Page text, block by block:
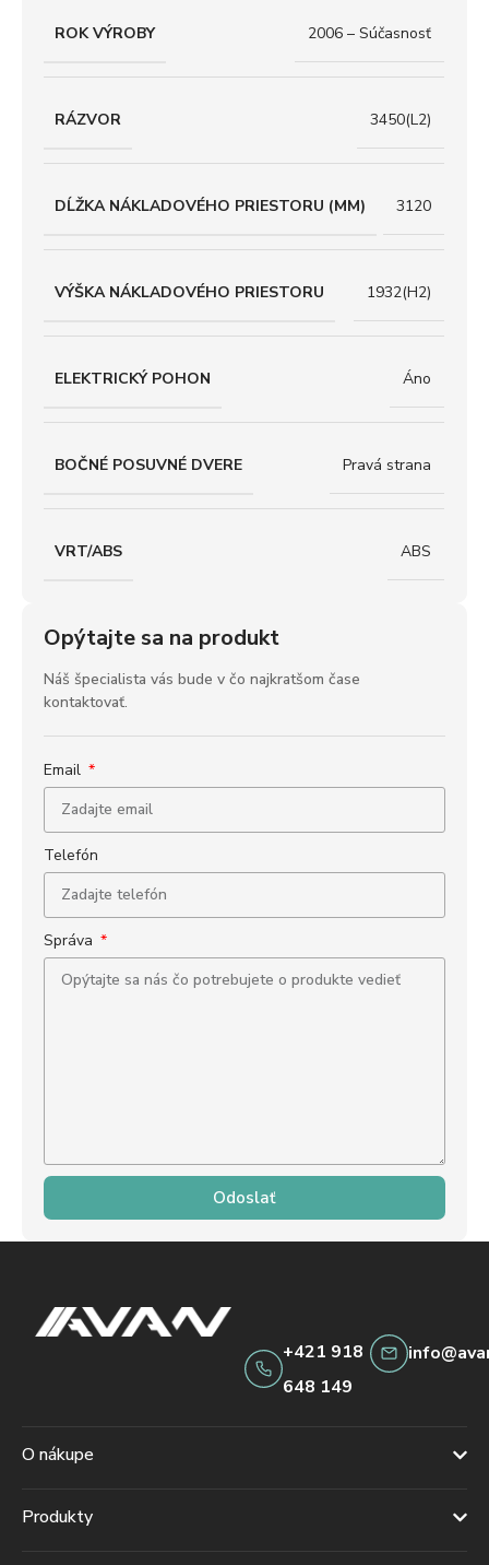
ROK VÝROBY 2006 – Súčasnosť
RÁZVOR 3450(L2)
DĹŽKA NÁKLADOVÉHO PRIESTORU (MM) 3120
VÝŠKA NÁKLADOVÉHO PRIESTORU 1932(H2)
ELEKTRICKÝ POHON Áno
BOČNÉ POSUVNÉ DVERE Pravá strana
VRT/ABS ABS
Opýtajte sa na produkt
Náš špecialista vás bude v čo najkratšom čase
kontaktovať.
Email
Telefón
Správa
Odoslať
+421 918
648 149
O nákupe
Produkty